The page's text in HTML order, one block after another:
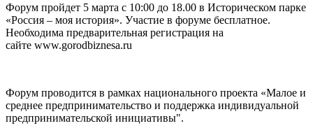
Форум пройдет 5 марта с 10:00 до 18.00 в Историческом парке
«Россия – моя история». Участие в форуме бесплатное.
Необходима предварительная регистрация на
сайте www.gorodbiznesa.ru
Форум проводится в рамках национального проекта «Малое и
среднее предпринимательство и поддержка индивидуальной
предпринимательской инициативы".